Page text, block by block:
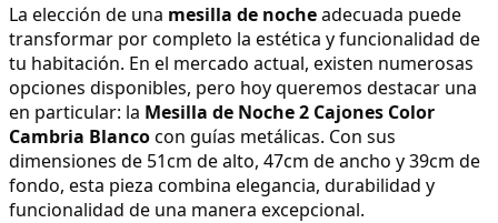
La elección de una mesilla de noche adecuada puede
transformar por completo la estética y funcionalidad de
tu habitación. En el mercado actual, existen numerosas
opciones disponibles, pero hoy queremos destacar una
en particular: la Mesilla de Noche 2 Cajones Color
Cambria Blanco con guías metálicas. Con sus
dimensiones de 51cm de alto, 47cm de ancho y 39cm de
fondo, esta pieza combina elegancia, durabilidad y
funcionalidad de una manera excepcional.